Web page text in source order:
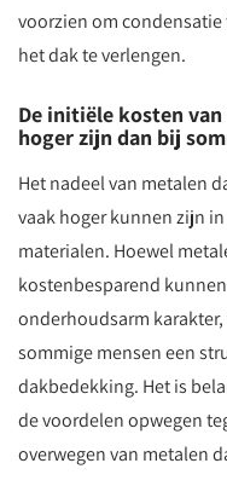
voorzien om
het dak te verlengen.
De initiële kosten
hoger zijn dan bij
Het nadeel van metalen
vaak hoger kunnen zijn
materialen. Hoewel
kostenbesparend
onderhoudsarm
sommige mensen een
dakbedekking. Het is
de voordelen opwegen
overwegen van metalen